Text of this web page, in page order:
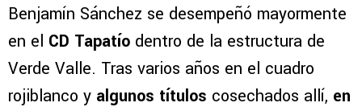
Benjamín Sánchez se desempeñó mayormente
en el CD Tapatío dentro de la estructura de
Verde Valle. Tras varios años en el cuadro
rojiblanco y algunos títulos cosechados allí, en